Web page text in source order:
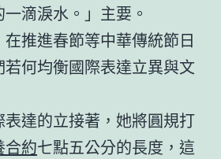
滴淚水。」主要。
推進春節等中華傳統節日
何均衡國際表達立異與文
達的立接著，她將圓規打
合約七點五公分的長度，這